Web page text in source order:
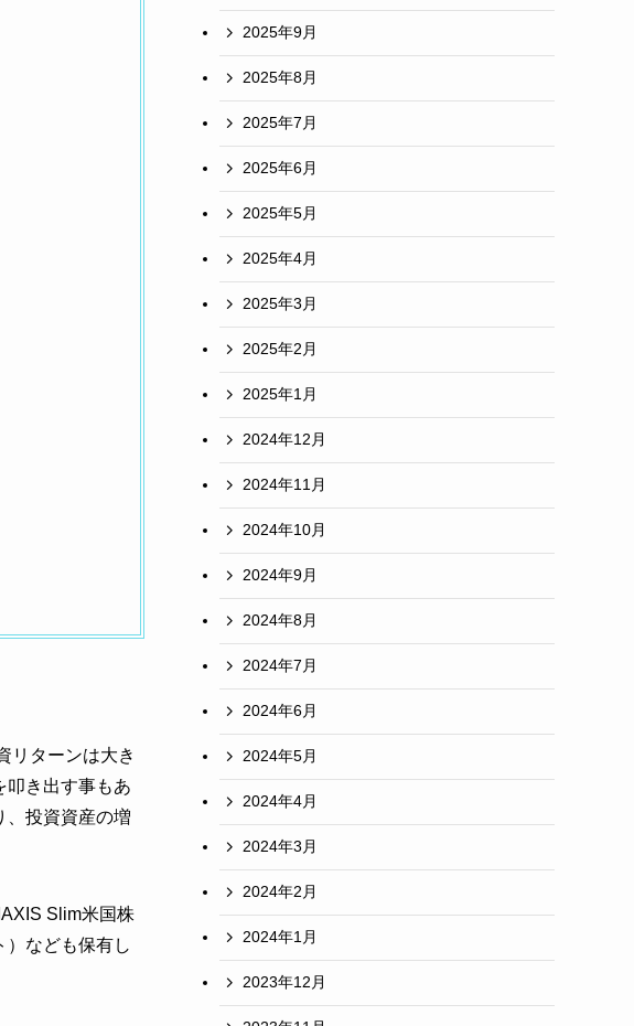
リターンは大き
叩き出す事もあ
、投資資産の増
Slim米国株
）なども保有し
2025年9月
2025年8月
2025年7月
2025年6月
2025年5月
2025年4月
2025年3月
2025年2月
2025年1月
2024年12月
2024年11月
2024年10月
2024年9月
2024年8月
2024年7月
2024年6月
2024年5月
2024年4月
2024年3月
2024年2月
2024年1月
2023年12月